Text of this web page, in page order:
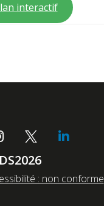
interactif
: non conforme